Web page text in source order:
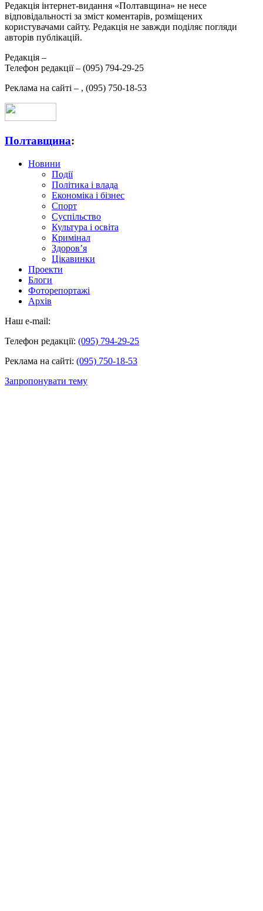
Редакція інтернет-видання «Полтавщина» не несе
відповідальності за зміст коментарів, розміщених
користувачами сайту. Редакція не завжди поділяє погляди
авторів публікацій.
Редакція –
Телефон редакції – (095) 794-29-25
Реклама на сайті – , (095) 750-18-53
Полтавщина:
Новини
Події
Політика і влада
Економіка і бізнес
Спорт
Суспільство
Культура і освіта
Кримінал
Здоров’я
Цікавинки
Проекти
Блоги
Фоторепортажі
Архів
Наш e-mail:
Телефон редакції: (095) 794-29-25
Реклама на сайті: (095) 750-18-53
Запропонувати тему